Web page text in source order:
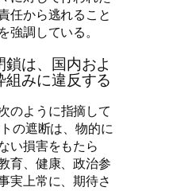
任から逃れること
強調している。
は、国内およ
みに違反する
のように指摘して
の遮断は、物的に
い損害をもたら
育、健康、政治参
実上常に、期待さ